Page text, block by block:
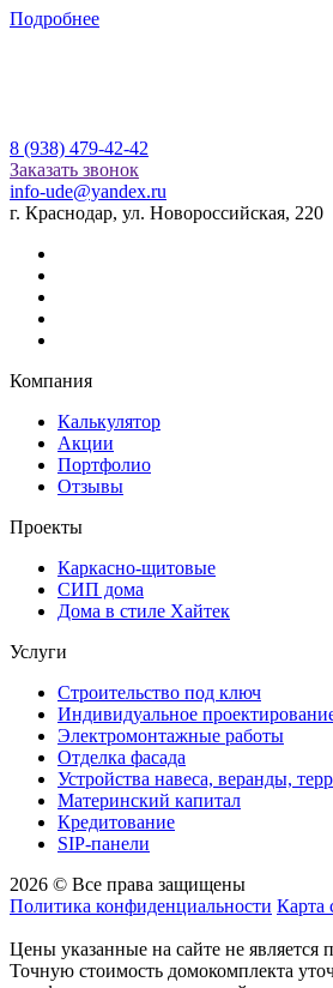
Подробнее
8 (938) 479-42-42
Заказать звонок
info-ude@yandex.ru
г. Краснодар, ул. Новороссийская, 220
Компания
Калькулятор
Акции
Портфолио
Отзывы
Проекты
Каркасно-щитовые
СИП дома
Дома в стиле Хайтек
Услуги
Строительство под ключ
Индивидуальное
Электромонтажные работы
Отделка фасада
Устройства навеса, веранды,
Материнский капитал
Кредитование
SIP-панели
2026 © Все права защищены
Политика конфиденциальности Карта
Цены указанные на сайте не является
Точную стоимость домокомплекта